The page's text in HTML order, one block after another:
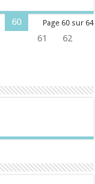
Page 60 sur 64
60
61
62